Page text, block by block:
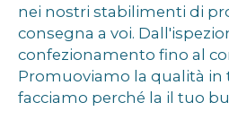
nei nostri stabilimenti di
consegna a voi.
confezionamento fino al
Promuoviamo la qualità in
facciamo perché la il tuo